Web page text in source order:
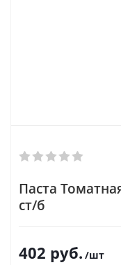
Паста
ст/б
402 руб. /шт